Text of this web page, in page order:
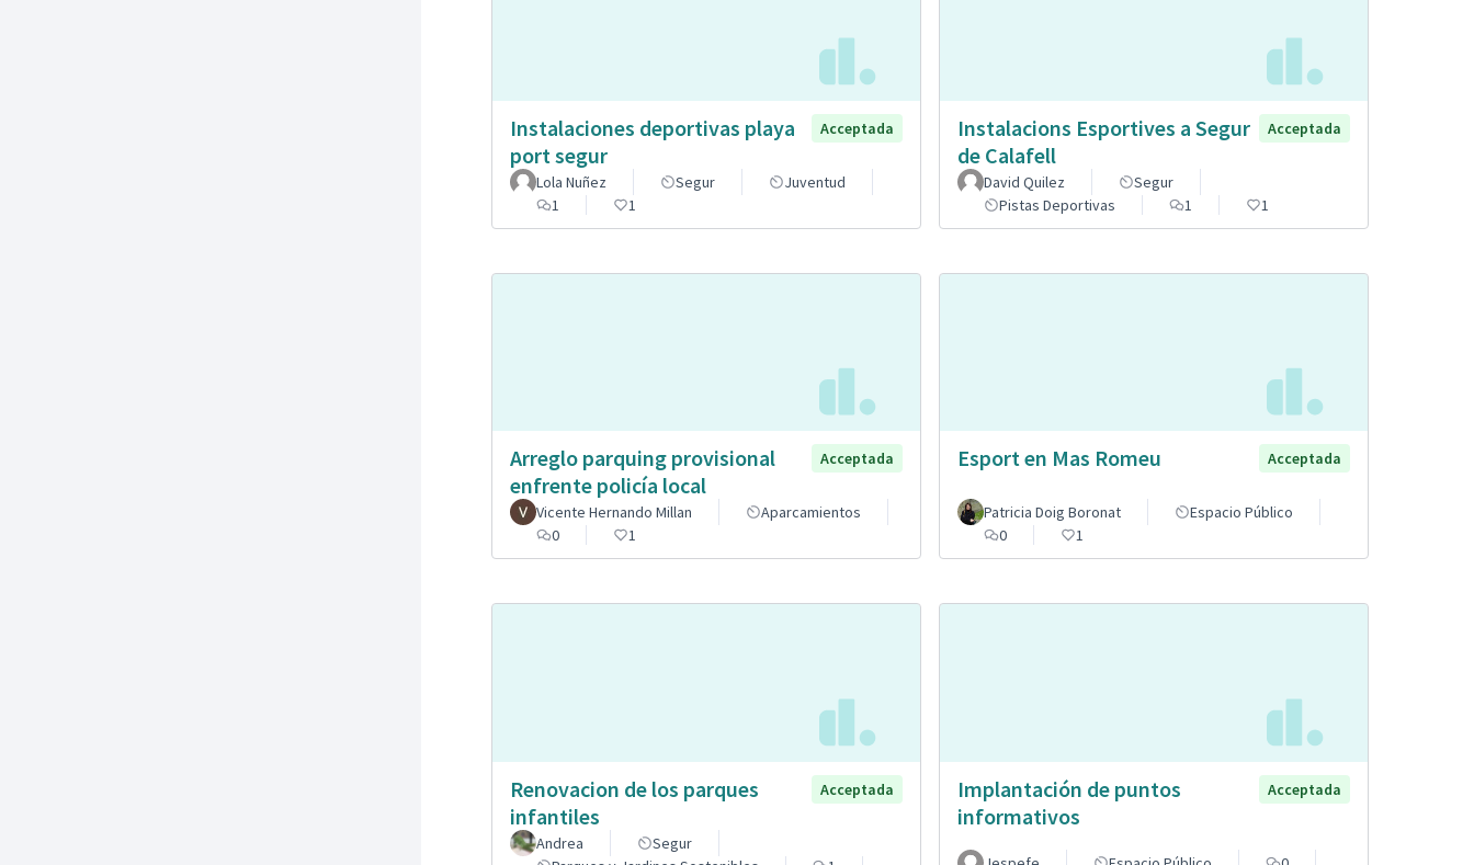
Instalaciones deportivas playa
port segur
Acceptada
Lola Nuñez Segur
Juventud
1
1
Instalacions Esportives a Segur
de Calafell
Acceptada
David Quilez
Segur
Pistas Deportivas
1 1
Arreglo parquing provisional
enfrente policía local
Acceptada
Vicente Hernando Millan
Aparcamientos
0
1
Esport en Mas Romeu Acceptada
Patricia Doig Boronat
Espacio Público
0
1
Renovacion de los parques
infantiles
Acceptada
Andrea
Segur
Implantación de puntos
informativos
Acceptada